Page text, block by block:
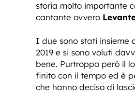
storia molto importante
cantante ovvero
I due sono stati insieme
2019 e si sono voluti
bene. Purtroppo però il
finito con il tempo ed è
che hanno deciso di